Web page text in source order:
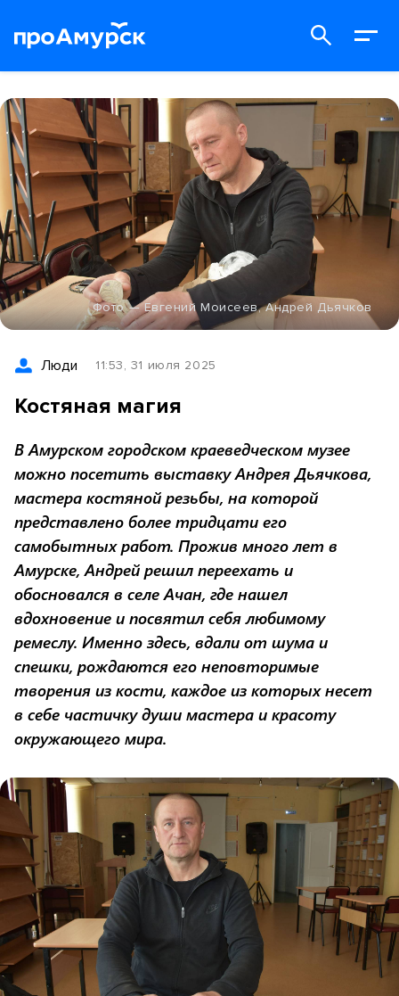
Фото — Евгений Моисеев, Андрей Дьячков
Люди 11:53, 31 июля 2025
Костяная магия
В Амурском городском краеведческом музее
можно посетить выставку Андрея Дьячкова,
мастера костяной резьбы, на которой
представлено более тридцати его
самобытных работ. Прожив много лет в
Амурске, Андрей решил переехать и
обосновался в селе Ачан, где нашел
вдохновение и посвятил себя любимому
ремеслу. Именно здесь, вдали от шума и
спешки, рождаются его неповторимые
творения из кости, каждое из которых несет
в себе частичку души мастера и красоту
окружающего мира.